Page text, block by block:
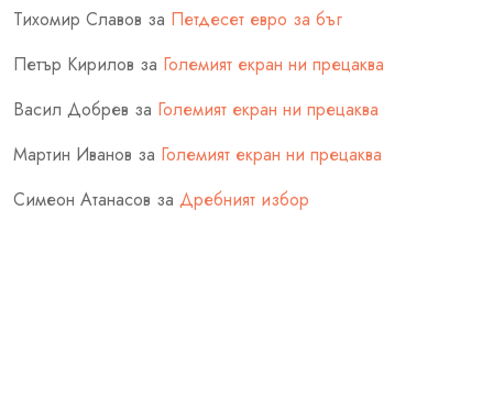
Тихомир Славов за Петдесет евро за бъг
Петър Кирилов за Големият екран ни прецаква
Васил Добрев за Големият екран ни прецаква
Мартин Иванов за Големият екран ни прецаква
Симеон Атанасов за Дребният избор